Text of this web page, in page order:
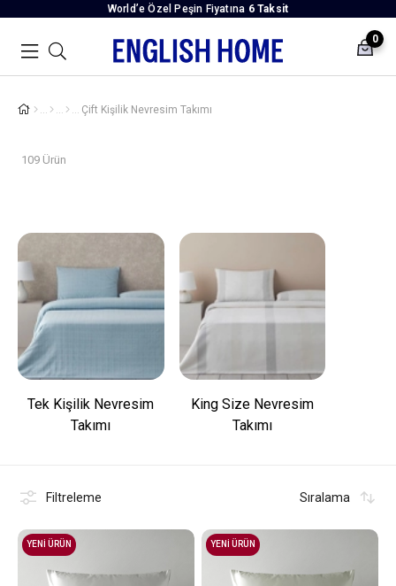
World’e Özel Peşin Fiyatına 6 Taksit
0
Çift Kişilik Nevresim Takımı
109 Ürün
Tek Kişilik Nevresim
Takımı
King Size Nevresim
Takımı
Filtreleme Sıralama
YENİ ÜRÜN YENİ ÜRÜN